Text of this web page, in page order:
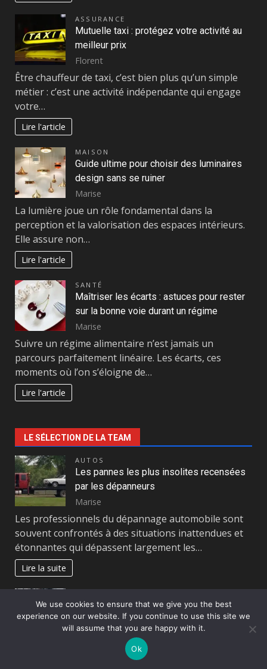
ASSURANCE
Mutuelle taxi : protégez votre activité au
meilleur prix
Florent
Être chauffeur de taxi, c’est bien plus qu’un simple
métier : c’est une activité indépendante qui engage
votre…
Lire l'article
MAISON
Guide ultime pour choisir des luminaires
design sans se ruiner
Marise
La lumière joue un rôle fondamental dans la
perception et la valorisation des espaces intérieurs.
Elle assure non…
Lire l'article
SANTÉ
Maîtriser les écarts : astuces pour rester
sur la bonne voie durant un régime
Marise
Suivre un régime alimentaire n’est jamais un
parcours parfaitement linéaire. Les écarts, ces
moments où l’on s’éloigne de…
Lire l'article
LE SÉLECTION DE LA TEAM
AUTOS
Les pannes les plus insolites recensées
par les dépanneurs
Marise
Les professionnels du dépannage automobile sont
souvent confrontés à des situations inattendues et
étonnantes qui dépassent largement les…
Lire la suite
Le meilleur look pour le cinéma
Aline
Aller au cinéma reste encore l’activité de loisirs
préférés des Français surtout en week-end. Un
We use cookies to ensure that we give you the best
experience on our website. If you continue to use this site we
will assume that you are happy with it.
Ok